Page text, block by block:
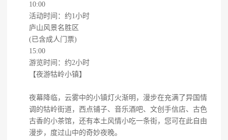
10:00
活动时间：约1小时
庐山风景名胜区
(已含成人门票)
15:00
游览时间：约2小时
【夜游牯岭小镇】
夜幕降临，云雾中的小镇灯火渐明，漫步在充满了异国情
调的牯岭街道，西点铺子、音乐酒吧、文创手信店、古色
古香的小茶馆，还有本土风情小吃一条街，您可在此自由
漫步，度过山中的奇妙夜晚。